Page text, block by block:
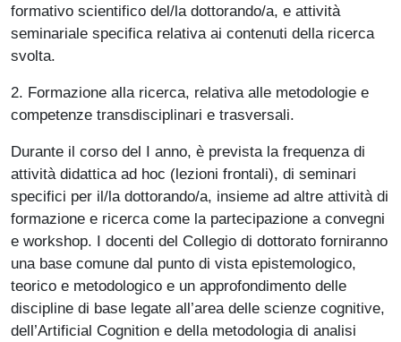
formativo scientifico del/la dottorando/a, e attività
seminariale specifica relativa ai contenuti della ricerca
svolta.
2. Formazione alla ricerca, relativa alle metodologie e
competenze transdisciplinari e trasversali.
Durante il corso del I anno, è prevista la frequenza di
attività didattica ad hoc (lezioni frontali), di seminari
specifici per il/la dottorando/a, insieme ad altre attività di
formazione e ricerca come la partecipazione a convegni
e workshop. I docenti del Collegio di dottorato forniranno
una base comune dal punto di vista epistemologico,
teorico e metodologico e un approfondimento delle
discipline di base legate all’area delle scienze cognitive,
dell’Artificial Cognition e della metodologia di analisi